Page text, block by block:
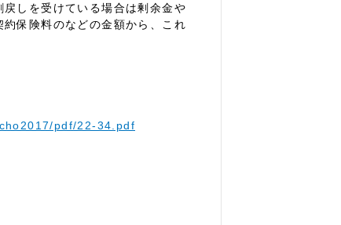
しを受けている場合は剰余金や
保険料のなどの金額から、これ
pdf/22-34.pdf